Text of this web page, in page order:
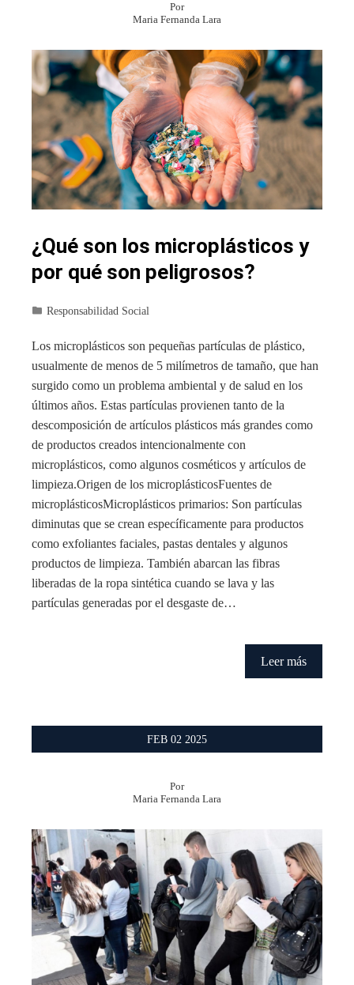
Por
Maria Fernanda Lara
¿Qué son los microplásticos y
por qué son peligrosos?
Responsabilidad Social
Los microplásticos son pequeñas partículas de plástico,
usualmente de menos de 5 milímetros de tamaño, que han
surgido como un problema ambiental y de salud en los
últimos años. Estas partículas provienen tanto de la
descomposición de artículos plásticos más grandes como
de productos creados intencionalmente con
microplásticos, como algunos cosméticos y artículos de
limpieza.Origen de los microplásticosFuentes de
microplásticosMicroplásticos primarios: Son partículas
diminutas que se crean específicamente para productos
como exfoliantes faciales, pastas dentales y algunos
productos de limpieza. También abarcan las fibras
liberadas de la ropa sintética cuando se lava y las
partículas generadas por el desgaste de…
Leer más
FEB 02 2025
Por
Maria Fernanda Lara